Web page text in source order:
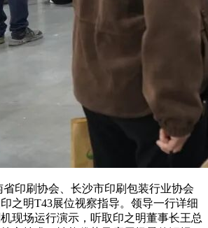
刷协会、长沙市印刷包装行业协会
之明T43展位视察指导。领导一行详细
现场运行演示，听取印之明董事长王总